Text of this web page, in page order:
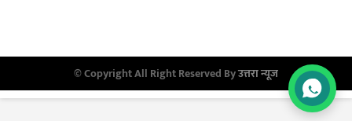
© Copyright All Right Reserved Byउत्तरा न्यूज